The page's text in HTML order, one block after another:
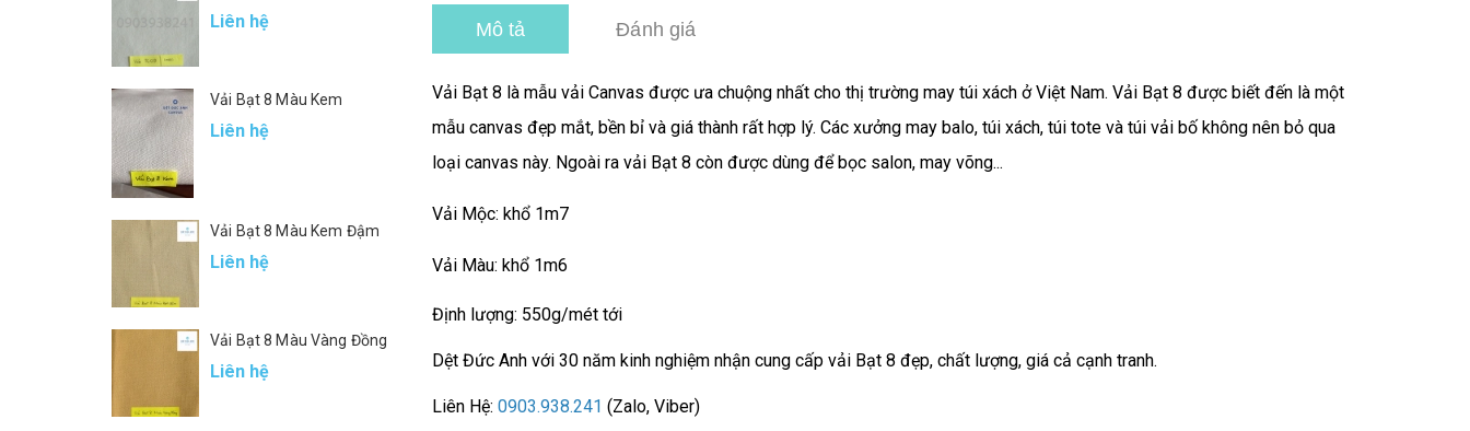
Mô tả Đánh giá
Vải Bạt 8 là mẫu vải Canvas được ưa chuộng nhất cho thị trường may túi xách ở Việt Nam. Vải Bạt 8 được biết đến là một
mẫu canvas đẹp mắt, bền bỉ và giá thành rất hợp lý. Các xưởng may balo, túi xách, túi tote và túi vải bố không nên bỏ qua
loại canvas này. Ngoài ra vải Bạt 8 còn được dùng để bọc salon, may võng...
Vải Mộc: khổ 1m7
Vải Màu: khổ 1m6
Định lượng: 550g/mét tới
Dệt Đức Anh với 30 năm kinh nghiệm nhận cung cấp vải Bạt 8 đẹp, chất lượng, giá cả cạnh tranh.
Liên Hệ: 0903.938.241 (Zalo, Viber)
Liên hệ
Vải Bạt 8 Màu Kem
Liên hệ
Vải Bạt 8 Màu Kem Đậm
Liên hệ
Vải Bạt 8 Màu Vàng Đồng
Liên hệ